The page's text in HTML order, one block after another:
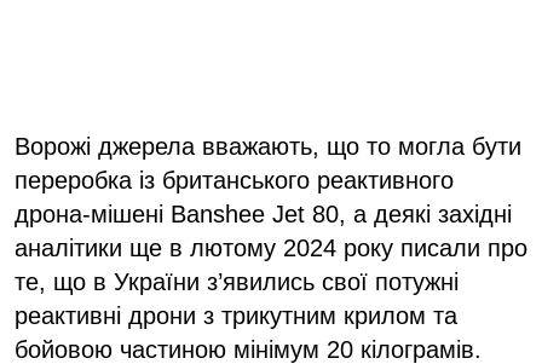
Ворожі джерела вважають, що то могла бути
переробка із британського реактивного
дрона-мішені Banshee Jet 80, а деякі західні
аналітики ще в лютому 2024 року писали про
те, що в України з’явились свої потужні
реактивні дрони з трикутним крилом та
бойовою частиною мінімум 20 кілограмів.